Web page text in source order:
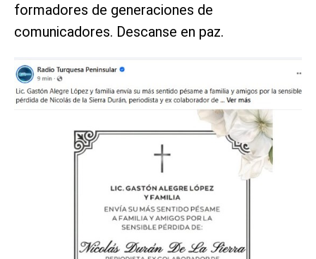
formadores de generaciones de
comunicadores. Descanse en paz.